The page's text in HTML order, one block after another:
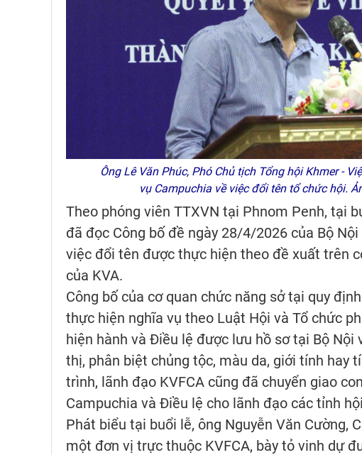
Ông Lê Văn Phúc, Phó Chủ tịch Tổng hội Khmer -
vụ Campuchia về việc đổi tên tổ chức hội.
Theo phóng viên TTXVN tại Phnom Penh, tại
đã đọc Công bố đề ngày 28/4/2026 của Bộ
việc đổi tên được thực hiện theo đề xuất trên
của KVA.
Công bố của cơ quan chức năng sở tại quy
thực hiện nghĩa vụ theo Luật Hội và Tổ chức
hiện hành và Điều lệ được lưu hồ sơ tại Bộ
thị, phân biệt chủng tộc, màu da, giới tính hay
trình, lãnh đạo KVFCA cũng đã chuyển giao
Campuchia và Điều lệ cho lãnh đạo các tỉnh
Phát biểu tại buổi lễ, ông Nguyễn Văn Cường,
một đơn vị trực thuộc KVFCA, bày tỏ vinh dự